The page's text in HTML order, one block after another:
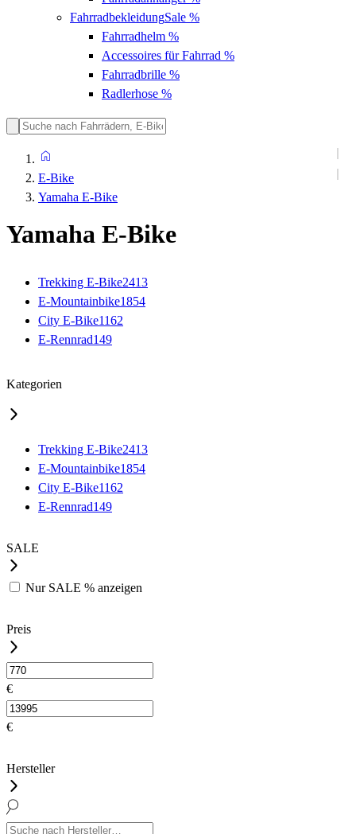
FahrradbekleidungSale %
Fahrradhelm %
Accessoires für Fahrrad %
Fahrradbrille %
Radlerhose %
E-Bike
Yamaha E-Bike
Yamaha E-Bike
Trekking E-Bike2413
E-Mountainbike1854
City E-Bike1162
E-Rennrad149
Kategorien
Trekking E-Bike2413
E-Mountainbike1854
City E-Bike1162
E-Rennrad149
SALE
Nur SALE % anzeigen
Preis
€
€
Hersteller